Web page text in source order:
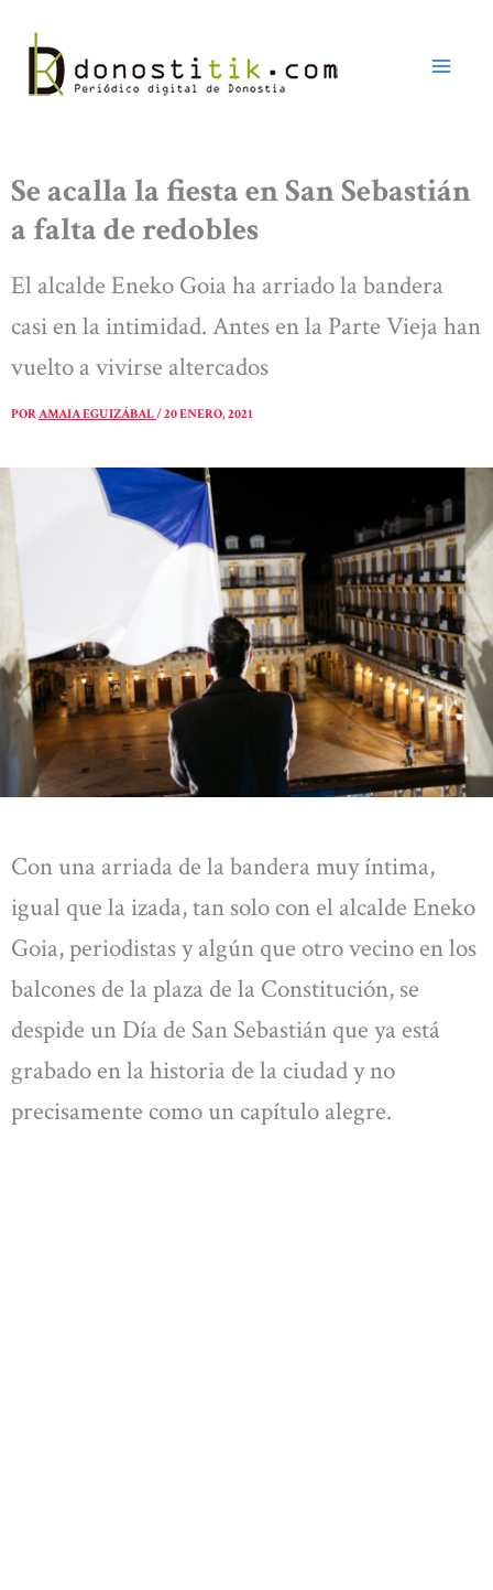
contenido
Se acalla la fiesta en San Sebastián
a falta de redobles
El alcalde Eneko Goia ha arriado la bandera
casi en la intimidad. Antes en la Parte Vieja han
vuelto a vivirse altercados
PORAMAIA EGUIZÁBAL/20 ENERO, 2021
Con una arriada de la bandera muy íntima,
igual que la izada, tan solo con el alcalde Eneko
Goia, periodistas y algún que otro vecino en los
balcones de la plaza de la Constitución, se
despide un Día de San Sebastián que ya está
grabado en la historia de la ciudad y no
precisamente como un capítulo alegre.